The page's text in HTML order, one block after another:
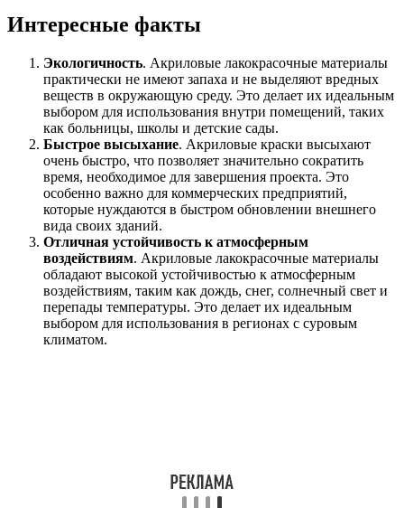
Интересные факты
Экологичность. Акриловые лакокрасочные материалы
практически не имеют запаха и не выделяют вредных
веществ в окружающую среду. Это делает их идеальным
выбором для использования внутри помещений, таких
как больницы, школы и детские сады.
Быстрое высыхание. Акриловые краски высыхают
очень быстро, что позволяет значительно сократить
время, необходимое для завершения проекта. Это
особенно важно для коммерческих предприятий,
которые нуждаются в быстром обновлении внешнего
вида своих зданий.
Отличная устойчивость к атмосферным
воздействиям. Акриловые лакокрасочные материалы
обладают высокой устойчивостью к атмосферным
воздействиям, таким как дождь, снег, солнечный свет и
перепады температуры. Это делает их идеальным
выбором для использования в регионах с суровым
климатом.